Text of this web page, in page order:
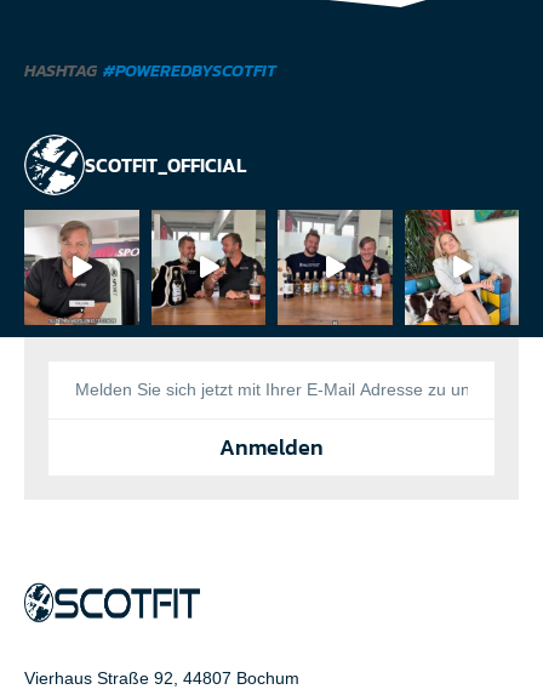
HASHTAG #POWEREDBYSCOTFIT
SCOTFIT_OFFICIAL
Anmelden
Vierhaus Straße 92, 44807 Bochum